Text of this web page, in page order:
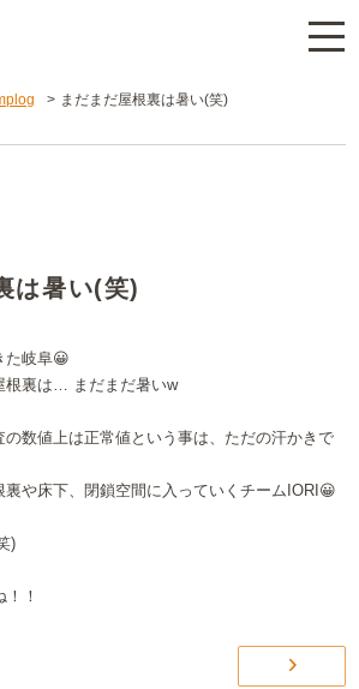
> まだまだ屋根裏は暑い(笑)
は暑い(笑)
た岐阜😀
根裏は… まだまだ暑いw
数値上は正常値という事は、ただの汗かきで
や床下、閉鎖空間に入っていくチームIORI😀
)
！